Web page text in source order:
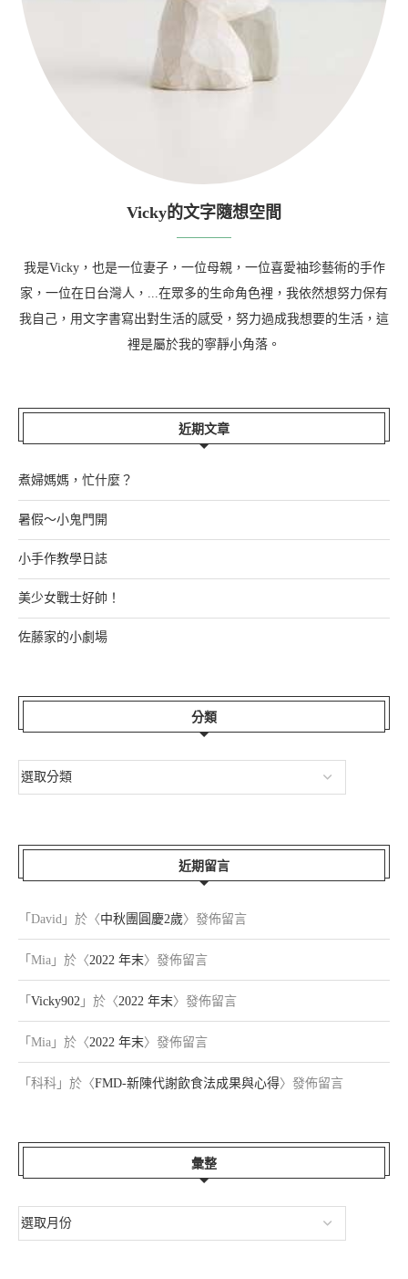
Vicky的文字隨想空間
我是Vicky，也是一位妻子，一位母親，一位喜愛袖珍藝術的手作
家，一位在日台灣人，...在眾多的生命角色裡，我依然想努力保有
我自己，用文字書寫出對生活的感受，努力過成我想要的生活，這
裡是屬於我的寧靜小角落。
近期文章
煮婦媽媽，忙什麼？
暑假～小鬼門開
小手作教學日誌
美少女戰士好帥！
佐藤家的小劇場
分類
近期留言
「 David 」於〈中秋團圓慶2歲〉發佈留言
「 Mia 」於〈2022 年末〉發佈留言
「 Vicky902 」於〈2022 年末〉發佈留言
「 Mia 」於〈2022 年末〉發佈留言
「 科科 」於〈FMD-新陳代謝飲食法成果與心得〉發佈留言
彙整